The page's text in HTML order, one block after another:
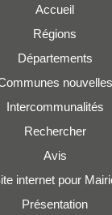
Accueil
Régions
Départements
nouvelles
Intercommunalités
Rechercher
Avis
internet pour
Présentation